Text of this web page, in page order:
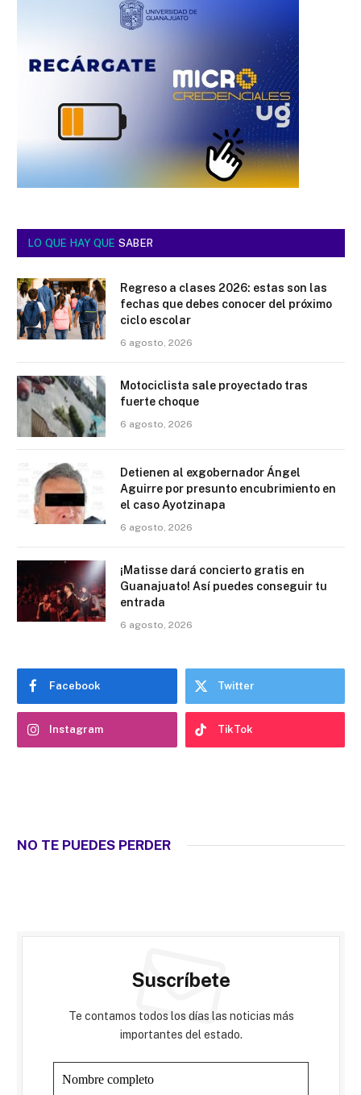
LO QUE HAY QUE SABER
Regreso a clases 2026: estas son las
fechas que debes conocer del próximo
ciclo escolar
6 agosto, 2026
Motociclista sale proyectado tras
fuerte choque
6 agosto, 2026
Detienen al exgobernador Ángel
Aguirre por presunto encubrimiento en
el caso Ayotzinapa
6 agosto, 2026
¡Matisse dará concierto gratis en
Guanajuato! Así puedes conseguir tu
entrada
6 agosto, 2026
Facebook Twitter
Instagram TikTok
NO TE PUEDES PERDER
Suscríbete
Te contamos todos los días las noticias más
importantes del estado.